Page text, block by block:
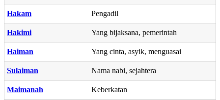
Hakam Pengadil
Hakimi Yang bijaksana, pemerintah
Haiman Yang cinta, asyik, menguasai
Sulaiman Nama nabi, sejahtera
Maimanah Keberkatan